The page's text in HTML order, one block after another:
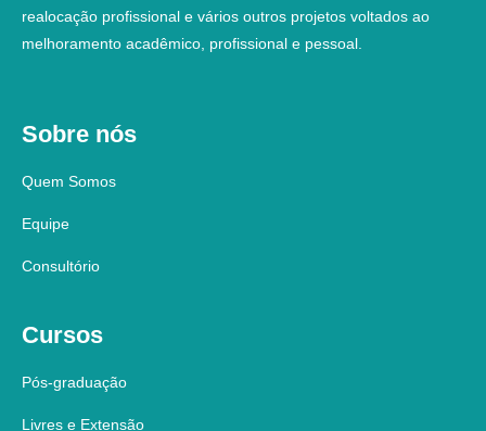
realocação profissional e vários outros projetos voltados ao
melhoramento acadêmico, profissional e pessoal.
Sobre nós
Quem Somos
Equipe
Consultório
Cursos
Pós-graduação
Livres e Extensão